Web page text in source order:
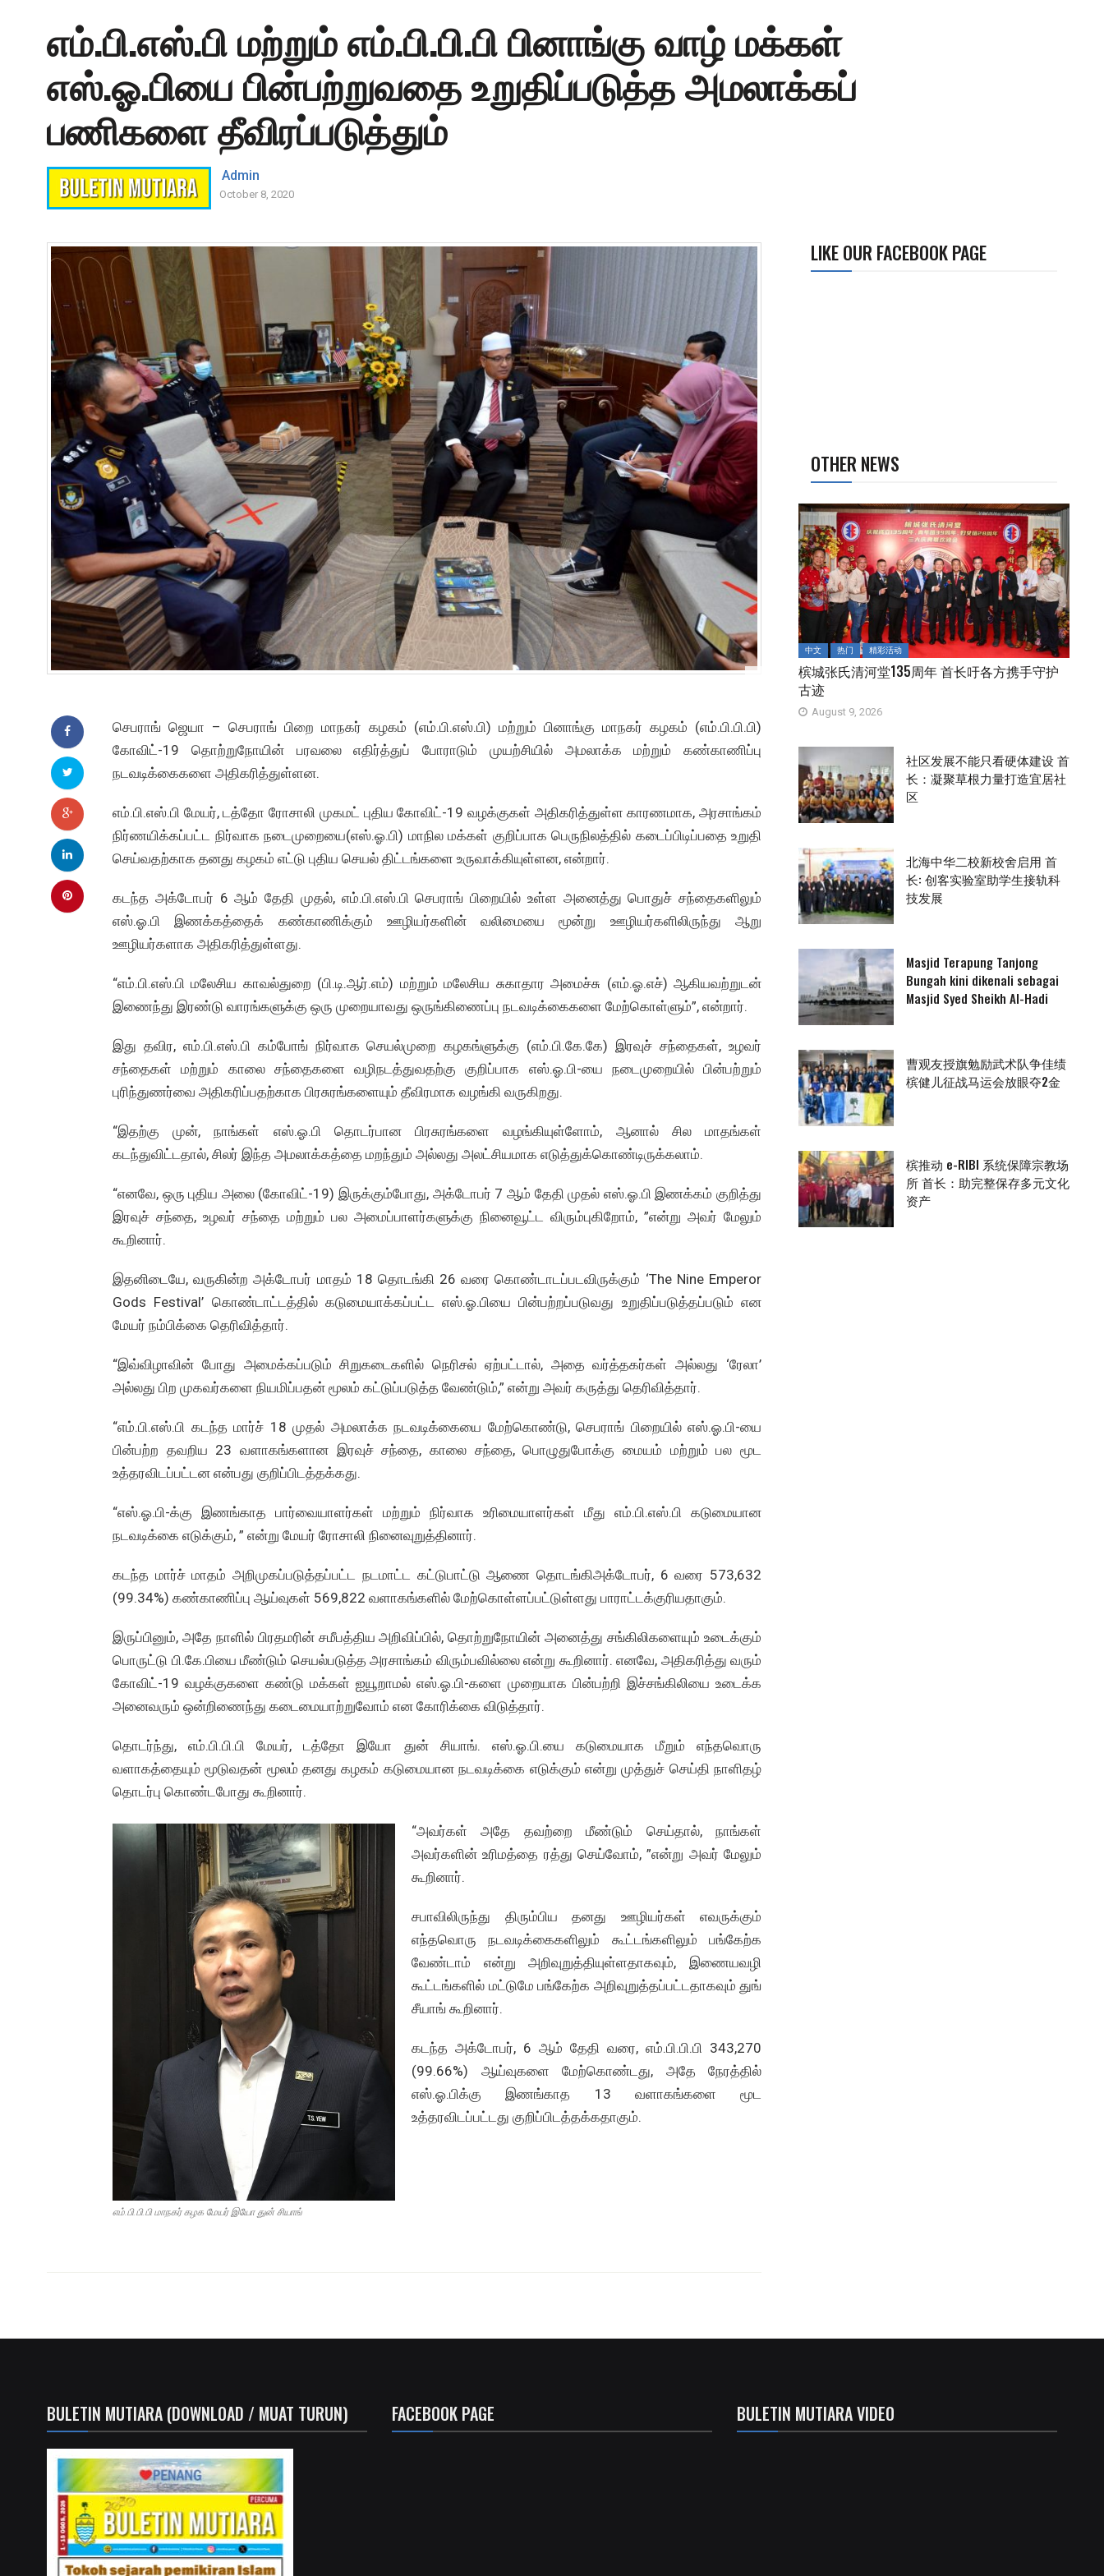
எம்.பி.எஸ்.பி மற்றும் எம்.பி.பி.பி பினாங்கு வாழ் மக்கள்
எஸ்.ஓ.பியை பின்பற்றுவதை உறுதிப்படுத்த அமலாக்கப்
பணிகளை தீவிரப்படுத்தும்
Admin
October 8, 2020
செபராங் ஜெயா – செபராங் பிறை மாநகர் கழகம் (எம்.பி.எஸ்.பி) மற்றும் பினாங்கு மாநகர் கழகம் (எம்.பி.பி.பி)
கோவிட்-19 தொற்றுநோயின் பரவலை எதிர்த்துப் போராடும் முயற்சியில் அமலாக்க மற்றும் கண்காணிப்பு
நடவடிக்கைகளை அதிகரித்துள்ளன.
எம்.பி.எஸ்.பி மேயர், டத்தோ ரோசாலி முகமட் புதிய கோவிட்-19 வழக்குகள் அதிகரித்துள்ள காரணமாக, அரசாங்கம்
நிர்ணயிக்கப்பட்ட நிர்வாக நடைமுறையை(எஸ்.ஓ.பி) மாநில மக்கள் குறிப்பாக பெருநிலத்தில் கடைப்பிடிப்பதை உறுதி
செய்வதற்காக தனது கழகம் எட்டு புதிய செயல் திட்டங்களை உருவாக்கியுள்ளன, என்றார்.
கடந்த அக்டோபர் 6 ஆம் தேதி முதல், எம்.பி.எஸ்.பி செபராங் பிறையில் உள்ள அனைத்து பொதுச் சந்தைகளிலும்
எஸ்.ஓ.பி இணக்கத்தைக் கண்காணிக்கும் ஊழியர்களின் வலிமையை மூன்று ஊழியர்களிலிருந்து ஆறு
ஊழியர்களாக அதிகரித்துள்ளது.
“எம்.பி.எஸ்.பி மலேசிய காவல்துறை (பி.டி.ஆர்.எம்) மற்றும் மலேசிய சுகாதார அமைச்சு (எம்.ஓ.எச்) ஆகியவற்றுடன்
இணைந்து இரண்டு வாரங்களுக்கு ஒரு முறையாவது ஒருங்கிணைப்பு நடவடிக்கைகளை மேற்கொள்ளும்”, என்றார்.
இது தவிர, எம்.பி.எஸ்.பி கம்போங் நிர்வாக செயல்முறை கழகங்ளுக்கு (எம்.பி.கே.கே) இரவுச் சந்தைகள், உழவர்
சந்தைகள் மற்றும் காலை சந்தைகளை வழிநடத்துவதற்கு குறிப்பாக எஸ்.ஓ.பி-யை நடைமுறையில் பின்பற்றும்
புரிந்துணர்வை அதிகரிப்பதற்காக பிரசுரங்களையும் தீவிரமாக வழங்கி வருகிறது.
“இதற்கு முன், நாங்கள் எஸ்.ஓ.பி தொடர்பான பிரசுரங்களை வழங்கியுள்ளோம், ஆனால் சில மாதங்கள்
கடந்துவிட்டதால், சிலர் இந்த அமலாக்கத்தை மறந்தும் அல்லது அலட்சியமாக எடுத்துக்கொண்டிருக்கலாம்.
“எனவே, ஒரு புதிய அலை (கோவிட்-19) இருக்கும்போது, அக்டோபர் 7 ஆம் தேதி முதல் எஸ்.ஓ.பி இணக்கம் குறித்து
இரவுச் சந்தை, உழவர் சந்தை மற்றும் பல அமைப்பாளர்களுக்கு நினைவூட்ட விரும்புகிறோம், ”என்று அவர் மேலும்
கூறினார்.
இதனிடையே, வருகின்ற அக்டோபர் மாதம் 18 தொடங்கி 26 வரை கொண்டாடப்படவிருக்கும் ‘The Nine Emperor
Gods Festival’ கொண்டாட்டத்தில் கடுமையாக்கப்பட்ட எஸ்.ஓ.பியை பின்பற்றப்படுவது உறுதிப்படுத்தப்படும் என
மேயர் நம்பிக்கை தெரிவித்தார்.
“இவ்விழாவின் போது அமைக்கப்படும் சிறுகடைகளில் நெரிசல் ஏற்பட்டால், அதை வர்த்தகர்கள் அல்லது ‘ரேலா’
அல்லது பிற முகவர்களை நியமிப்பதன் மூலம் கட்டுப்படுத்த வேண்டும்,” என்று அவர் கருத்து தெரிவித்தார்.
“எம்.பி.எஸ்.பி கடந்த மார்ச் 18 முதல் அமலாக்க நடவடிக்கையை மேற்கொண்டு, செபராங் பிறையில் எஸ்.ஓ.பி-யை
பின்பற்ற தவறிய 23 வளாகங்களான இரவுச் சந்தை, காலை சந்தை, பொழுதுபோக்கு மையம் மற்றும் பல மூட
உத்தரவிடப்பட்டன என்பது குறிப்பிடத்தக்கது.
“எஸ்.ஓ.பி-க்கு இணங்காத பார்வையாளர்கள் மற்றும் நிர்வாக உரிமையாளர்கள் மீது எம்.பி.எஸ்.பி கடுமையான
நடவடிக்கை எடுக்கும், ” என்று மேயர் ரோசாலி நினைவுறுத்தினார்.
கடந்த மார்ச் மாதம் அறிமுகப்படுத்தப்பட்ட நடமாட்ட கட்டுபாட்டு ஆணை தொடங்கிஅக்டோபர், 6 வரை 573,632
(99.34%) கண்காணிப்பு ஆய்வுகள் 569,822 வளாகங்களில் மேற்கொள்ளப்பட்டுள்ளது பாராட்டக்குரியதாகும்.
இருப்பினும், அதே நாளில் பிரதமரின் சமீபத்திய அறிவிப்பில், தொற்றுநோயின் அனைத்து சங்கிலிகளையும் உடைக்கும்
பொருட்டு பி.கே.பியை மீண்டும் செயல்படுத்த அரசாங்கம் விரும்பவில்லை என்று கூறினார். எனவே, அதிகரித்து வரும்
கோவிட்-19 வழக்குகளை கண்டு மக்கள் ஐயூறாமல் எஸ்.ஓ.பி-களை முறையாக பின்பற்றி இச்சங்கிலியை உடைக்க
அனைவரும் ஒன்றிணைந்து கடைமையாற்றுவோம் என கோரிக்கை விடுத்தார்.
தொடர்ந்து, எம்.பி.பி.பி மேயர், டத்தோ இயோ துன் சியாங். எஸ்.ஓ.பி.யை கடுமையாக மீறும் எந்தவொரு
வளாகத்தையும் மூடுவதன் மூலம் தனது கழகம் கடுமையான நடவடிக்கை எடுக்கும் என்று முத்துச் செய்தி நாளிதழ்
தொடர்பு கொண்டபோது கூறினார்.
எம்.பி.பி.பி மாநகர் கழக மேயர் இயோ துன் சியாங்
“அவர்கள் அதே தவற்றை மீண்டும் செய்தால், நாங்கள்
அவர்களின் உரிமத்தை ரத்து செய்வோம், ”என்று அவர் மேலும்
கூறினார்.
சபாவிலிருந்து திரும்பிய தனது ஊழியர்கள் எவருக்கும்
எந்தவொரு நடவடிக்கைகளிலும் கூட்டங்களிலும் பங்கேற்க
வேண்டாம் என்று அறிவுறுத்தியுள்ளதாகவும், இணையவழி
கூட்டங்களில் மட்டுமே பங்கேற்க அறிவுறுத்தப்பட்டதாகவும் துங்
சீயாங் கூறினார்.
கடந்த அக்டோபர், 6 ஆம் தேதி வரை, எம்.பி.பி.பி 343,270
(99.66%) ஆய்வுகளை மேற்கொண்டது, அதே நேரத்தில்
எஸ்.ஓ.பிக்கு இணங்காத 13 வளாகங்களை மூட
உத்தரவிடப்பட்டது குறிப்பிடத்தக்கதாகும்.
LIKE OUR FACEBOOK PAGE
OTHER NEWS
中文 热门 精彩活动
槟城张氏清河堂135周年 首长吁各方携手守护
古迹
August 9, 2026
社区发展不能只看硬体建设 首
长：凝聚草根力量打造宜居社
区
北海中华二校新校舍启用 首
长: 创客实验室助学生接轨科
技发展
Masjid Terapung Tanjong
Bungah kini dikenali sebagai
Masjid Syed Sheikh Al-Hadi
曹观友授旗勉励武术队争佳绩
槟健儿征战马运会放眼夺2金
槟推动 e-RIBI 系统保障宗教场
所 首长：助完整保存多元文化
资产
BULETIN MUTIARA (DOWNLOAD / MUAT TURUN) FACEBOOK PAGE BULETIN MUTIARA VIDEO